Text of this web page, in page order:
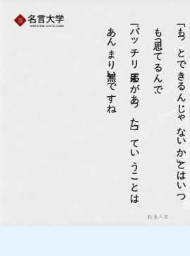
「も
っ
と
で
き
る
ん
じ
ゃ
な
い
か
」と
は
い
つ
も
思っ
て
る
ん
で
、
「バ
ッ
チ
リ
手応え
が
あ
っ
た
」っ
て
い
う
こ
と
は
あ
ん
ま
り
無い
で
す
ね
松本人志